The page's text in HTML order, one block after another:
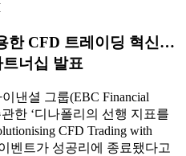
한 CFD 트레이딩 혁신…
너십 발표
낸셜 그룹(EBC Financial
한 ‘디나폴리의 선행 지표를
CFD Trading with
이벤트가 성공리에 종료됐다고